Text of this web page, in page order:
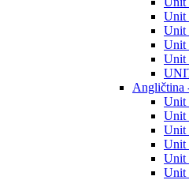
Unit
Unit
Unit
Unit
Angličtina
Unit
Unit
Unit
Unit
Unit
Unit